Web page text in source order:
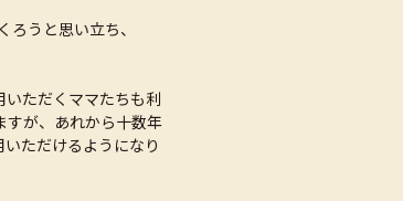
うと思い立ち、
ただくママたちも利
すが、あれから十数年
ただけるようになり